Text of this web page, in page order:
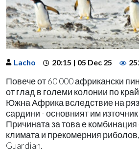
Lacho 20:15 | 05 Dec 25
Повече от 60 000 африкански
от глад в големи колонии по
Южна Африка вследствие на
сардини - основният им
Причината за това е
климата и прекомерния
Guardian.